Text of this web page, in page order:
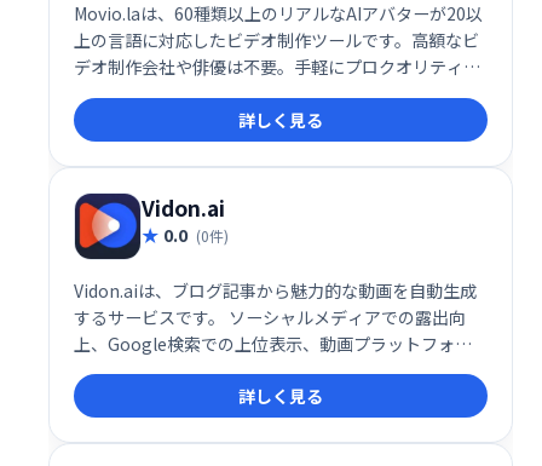
Movio.laは、60種類以上のリアルなAIアバターが20以
上の言語に対応したビデオ制作ツールです。高額なビ
デオ制作会社や俳優は不要。手軽にプロクオリティの
動画を作成できます。時間とコストを大幅に削減し、
独自のビデオスタジオを手に入れましょう。
詳しく見る
Vidon.ai
0.0 (0件)
Vidon.aiは、ブログ記事から魅力的な動画を自動生成
するサービスです。 ソーシャルメディアでの露出向
上、Google検索での上位表示、動画プラットフォー
ムでのコンテンツ共有を支援します。 ブログ記事を簡
単に動画化し、効果的なコンテンツマーケティングを
実現できます。
詳しく見る